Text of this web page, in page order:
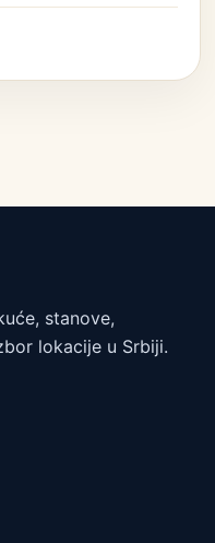
stanove,
lokacije u Srbiji.